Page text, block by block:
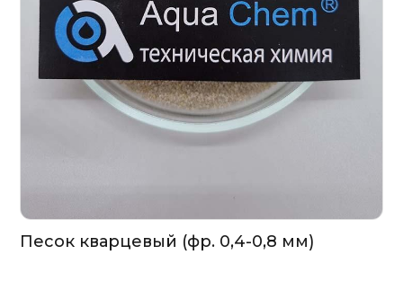
Песок кварцевый (фр. 0,4-0,8 мм)